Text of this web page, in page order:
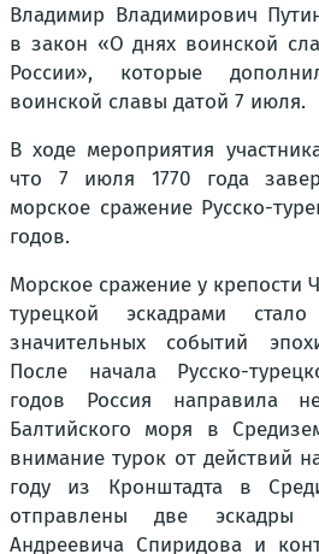
Владимир Владимирович
в закон «О днях воинской
России», которые
воинской славы датой 7 июля.
В ходе мероприятия
что 7 июля 1770 года
морское сражение Русско-
годов.
Морское сражение у крепости
турецкой эскадрами
значительных событий
После начала Русско-
годов Россия направила
Балтийского моря в
внимание турок от действий
году из Кронштадта в
отправлены две эскадры
Андреевича Спиридова и